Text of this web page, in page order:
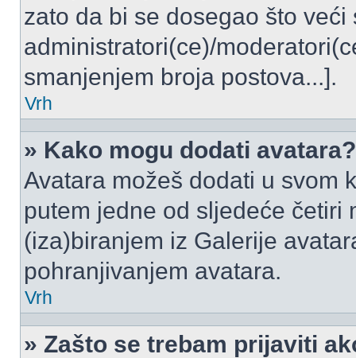
zato da bi se dosegao što
administratori(ce)/
smanjenjem broja postova...].
Vrh
» Kako mogu dodati avatara?
Avatara možeš dodati u svom
putem jedne od sljedeće četiri
(iza)biranjem iz Galerije
pohranjivanjem avatara.
Vrh
» Zašto se trebam prijaviti